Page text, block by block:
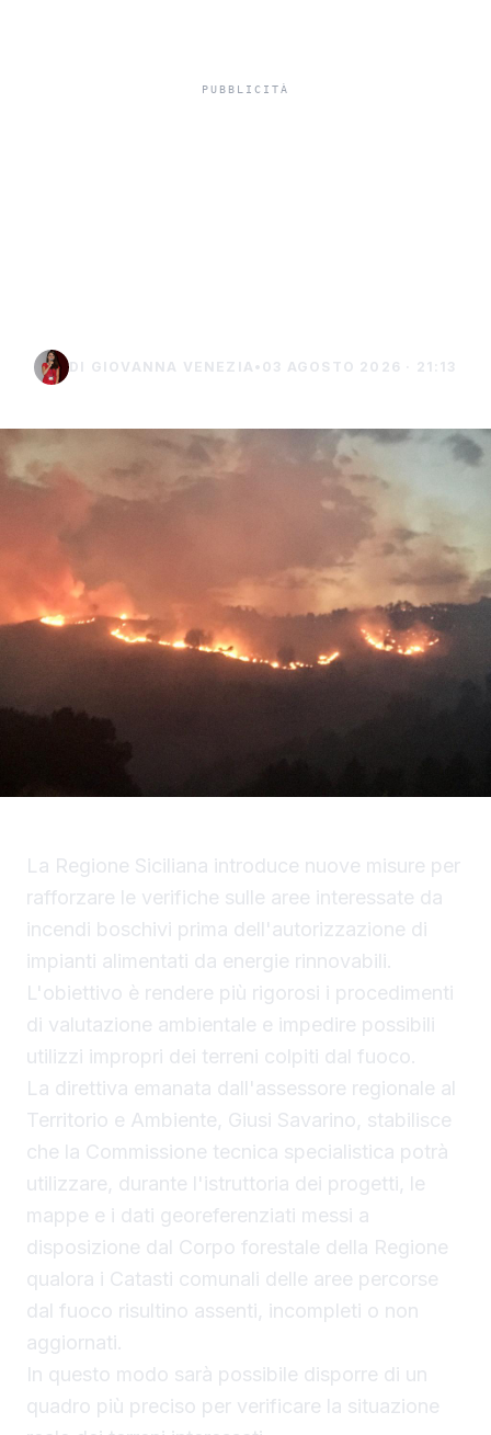
DI GIOVANNA VENEZIA • 03 AGOSTO 2026 · 21:13
La Regione Siciliana introduce nuove misure per
rafforzare le verifiche sulle aree interessate da
incendi boschivi prima dell'autorizzazione di
impianti alimentati da energie rinnovabili.
L'obiettivo è rendere più rigorosi i procedimenti
di valutazione ambientale e impedire possibili
utilizzi impropri dei terreni colpiti dal fuoco.
La direttiva emanata dall'assessore regionale al
Territorio e Ambiente, Giusi Savarino, stabilisce
che la Commissione tecnica specialistica potrà
utilizzare, durante l'istruttoria dei progetti, le
mappe e i dati georeferenziati messi a
disposizione dal Corpo forestale della Regione
qualora i Catasti comunali delle aree percorse
dal fuoco risultino assenti, incompleti o non
aggiornati.
In questo modo sarà possibile disporre di un
quadro più preciso per verificare la situazione